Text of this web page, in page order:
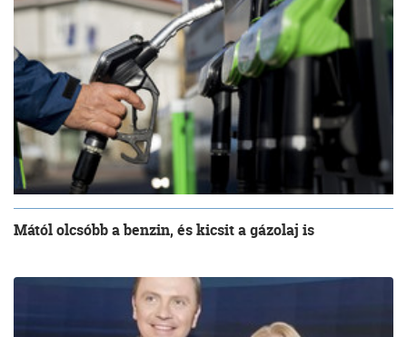
Mától olcsóbb a benzin, és kicsit a gázolaj is